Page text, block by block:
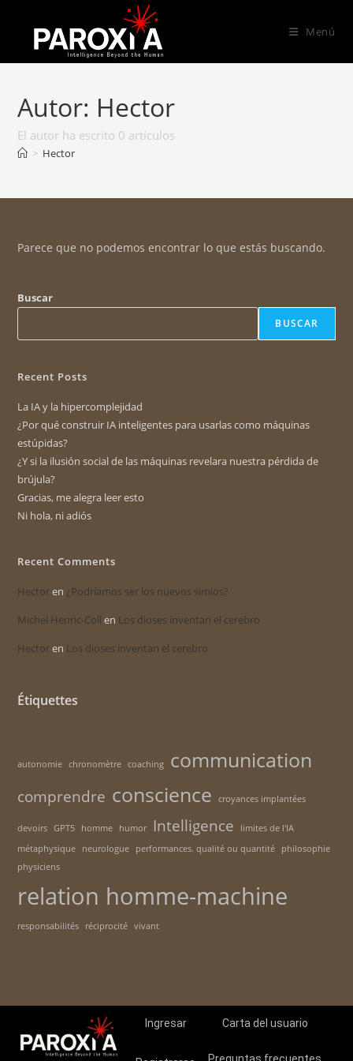
Menú
Autor: Hector
El autor ha escrito 0 artículos
> Hector
Parece que no podemos encontrar lo que estás buscando.
Buscar
BUSCAR
Recent Posts
La IA y la hipercomplejidad
¿Por qué construir IA inteligentes para usarlas como máquinas
estúpidas?
¿Y si la ilusión social de las máquinas revelara nuestra pérdida de
brújula?
Gracias, me alegra leer esto
Ni hola, ni adiós
Recent Comments
Hectoren¿Podríamos ser los nuevos simios?
Michel Henric-Coll en Los dioses inventan el cerebro
Hectoren Los dioses inventan el cerebro
Étiquettes
autonomie chronomètre coaching communication
comprendre conscience croyances implantées
devoirs GPT5 homme humor Intelligence
limites de l'IA
métaphysique
neurologue performances. qualité ou quantité
philosophie
physiciens
relation homme-machine
responsabilités réciprocité vivant
Ingresar Carta del usuario